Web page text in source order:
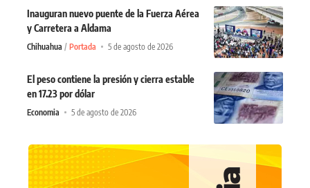
Inauguran nuevo puente de la Fuerza Aérea
y Carretera a Aldama
Chihuahua Portada 5 de agosto de 2026
El peso contiene la presión y cierra estable
en 17.23 por dólar
Economia 5 de agosto de 2026